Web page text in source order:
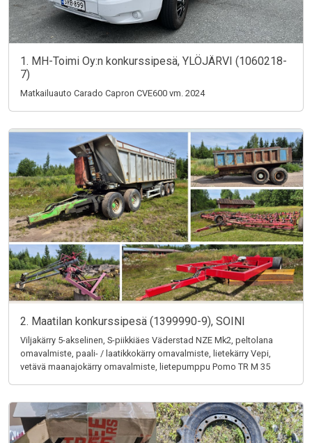
1. MH-Toimi Oy:n konkurssipesä, YLÖJÄRVI (1060218-
7)
Matkailuauto Carado Capron CVE600 vm. 2024
2. Maatilan konkurssipesä (1399990-9), SOINI
Viljakärry 5-akselinen, S-piikkiäes Väderstad NZE Mk2, peltolana
omavalmiste, paali- / laatikkokärry omavalmiste, lietekärry Vepi,
vetävä maanajokärry omavalmiste, lietepumppu Pomo TR M 35